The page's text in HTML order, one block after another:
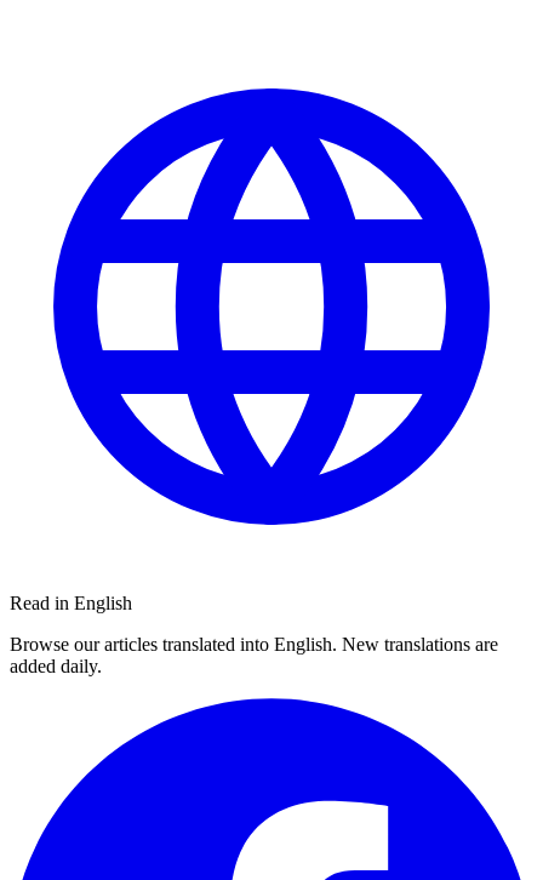
Read in English
Browse our articles translated into English. New translations are
added daily.